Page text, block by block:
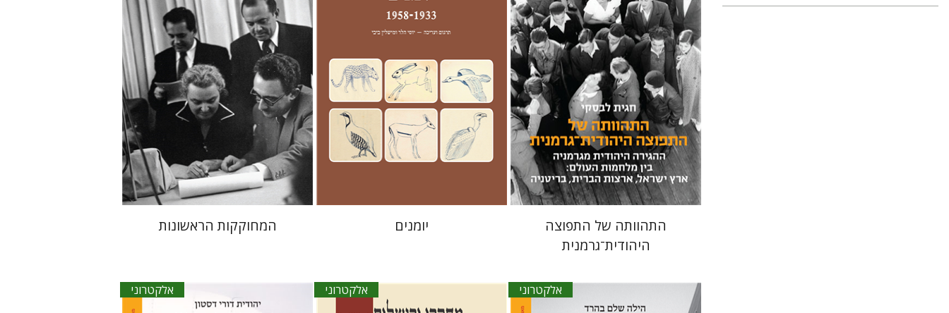
חגית לבסקי
מאירה טורצקי
הנחת אתר ספר אלקטרוני
$22
התהוותה של התפוצה
היהודית־גרמנית
הנחת אתר ספר אלקטרוני
$23
יומנים
הנחת אתר ספר אלקטרוני
$27
המחוקקות הראשונות
אלקטרוני אלקטרוני אלקטרוני